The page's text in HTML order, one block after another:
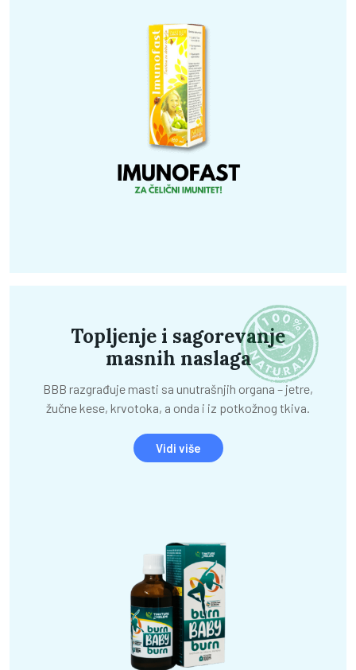
Topljenje i sagorevanje
masnih naslaga
BBB razgrađuje masti sa unutrašnjih organa – jetre,
žučne kese, krvotoka, a onda i iz potkožnog tkiva.
Vidi više